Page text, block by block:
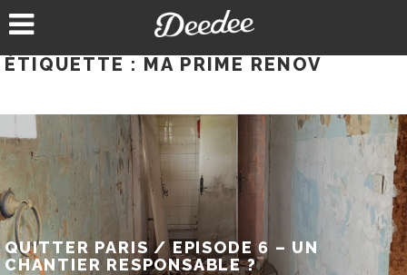
au
ÉTIQUETTE : MA PRIME RENOV
QUITTER PARIS / EPISODE 6 – UN
CHANTIER RESPONSABLE ?